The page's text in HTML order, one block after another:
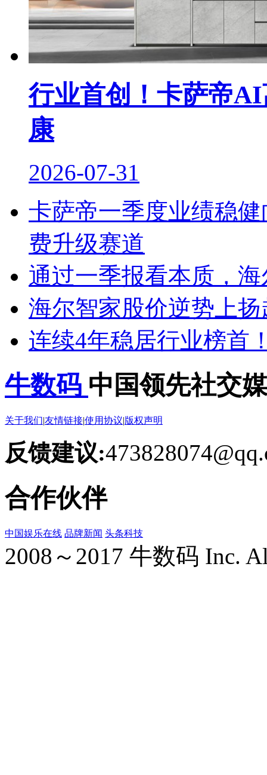
行业首创！卡萨帝
康
2026-07-31
卡萨帝一季度业绩稳
费升级赛道
通过一季报看本质，
海尔智家股价逆势上
连续4年稳居行业榜首
牛数码 中国领先社交
关于我们|友情链接|使用协议|版权声明
反馈建议:
合作伙伴
中国娱乐在线 品牌新闻 头条科技
2008～2017 牛数码 Inc.